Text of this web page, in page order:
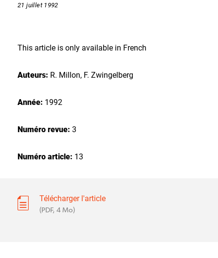
21 juillet 1992
This article is only available in French
Auteurs: R. Millon, F. Zwingelberg
Année: 1992
Numéro revue: 3
Numéro article: 13
Télécharger l'article
(PDF, 4 Mo)